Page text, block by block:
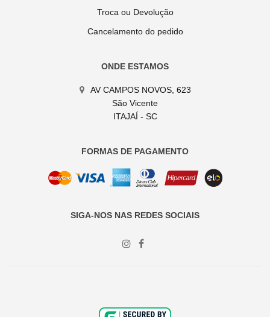
Troca ou Devolução
Cancelamento do pedido
ONDE ESTAMOS
AV CAMPOS NOVOS, 623
São Vicente
ITAJAÍ - SC
FORMAS DE PAGAMENTO
SIGA-NOS NAS REDES SOCIAIS